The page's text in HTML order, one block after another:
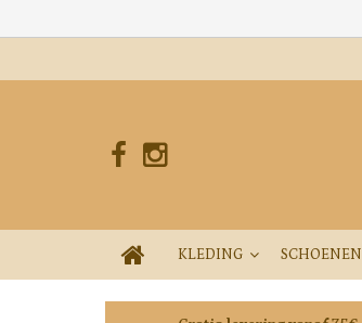
KLEDING SCHOENEN